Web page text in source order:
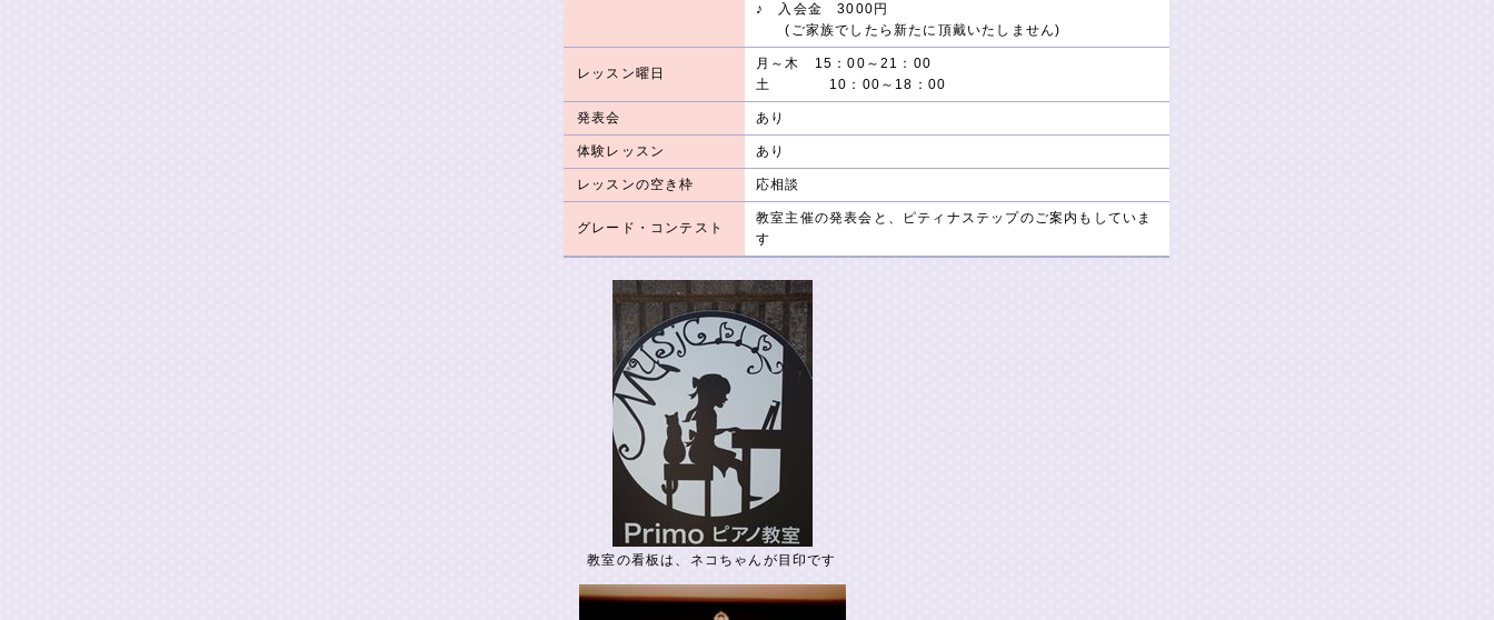
♪ 入会金 3000円
(ご家族でしたら新たに頂戴いたしません)
レッスン曜日
月～木 15：00～21：00
土 10：00～18：00
発表会 あり
体験レッスン あり
レッスンの空き枠 応相談
グレード・コンテスト
教室主催の発表会と、ピティナステップのご案内もしていま
す
教室の看板は、ネコちゃんが目印です